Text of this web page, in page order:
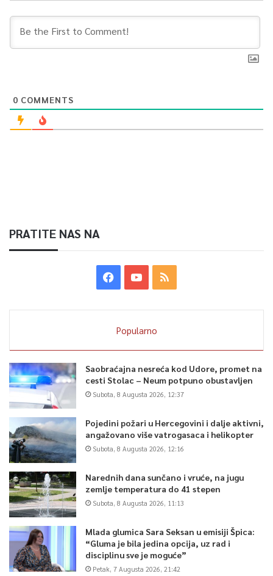
0
0 COMMENTS
PRATITE NAS NA
Popularno
Saobraćajna nesreća kod Udore, promet na
cesti Stolac – Neum potpuno obustavljen
Subota, 8 Augusta 2026, 12:37
Pojedini požari u Hercegovini i dalje aktivni,
angažovano više vatrogasaca i helikopter
Subota, 8 Augusta 2026, 12:16
Narednih dana sunčano i vruće, na jugu
zemlje temperatura do 41 stepen
Subota, 8 Augusta 2026, 11:13
Mlada glumica Sara Seksan u emisiji Špica:
“Gluma je bila jedina opcija, uz rad i
disciplinu sve je moguće”
Petak, 7 Augusta 2026, 21:42